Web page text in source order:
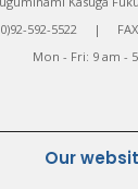
592-5522 | FAX
Mon - Fri: 9 am -
Our